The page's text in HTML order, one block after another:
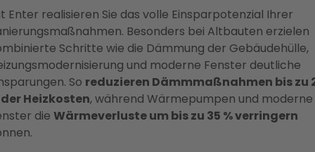
Enter realisieren Sie das volle Einsparpotenzial Ihrer
Besonders bei Altbauten erzielen
Schritte wie die Dämmung der Gebäudehülle,
und moderne Fenster deutliche
So reduzieren Dämmmaßnahmen bis zu
der Heizkosten, während Wärmepumpen und moderne
die Wärmeverluste um bis zu 35 % verringern